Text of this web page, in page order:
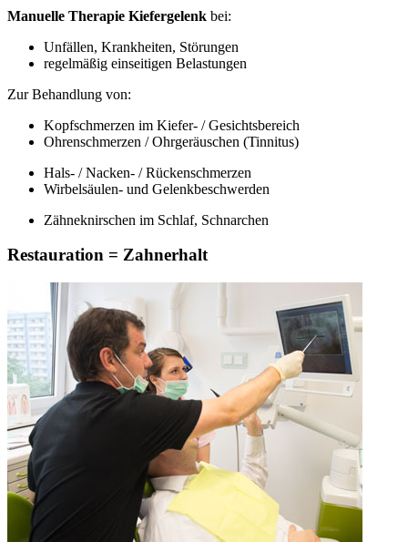
Manuelle Therapie Kiefergelenk bei:
Unfällen, Krankheiten, Störungen
regelmäßig einseitigen Belastungen
Zur Behandlung von:
Kopfschmerzen im Kiefer- / Gesichtsbereich
Ohrenschmerzen / Ohrgeräuschen (Tinnitus)
Hals- / Nacken- / Rückenschmerzen
Wirbelsäulen- und Gelenkbeschwerden
Zähneknirschen im Schlaf, Schnarchen
Restauration = Zahnerhalt